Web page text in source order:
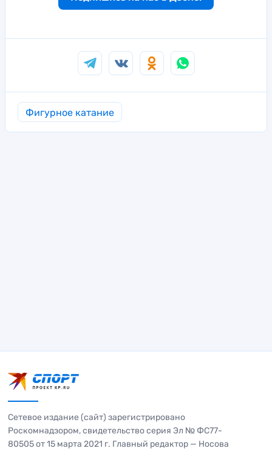
Фигурное катание
Сетевое издание (сайт) зарегистрировано
Роскомнадзором, свидетельство серия Эл № ФС77-
80505 от 15 марта 2021 г. Главный редактор — Носова